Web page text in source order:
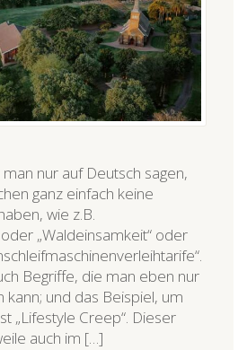
man nur auf Deutsch sagen,
ganz einfach keine
wie z.B.
„Waldeinsamkeit“ oder
Begriffe, die man eben nur
kann; und das Beispiel, um
„Lifestyle Creep“. Dieser
auch im […]